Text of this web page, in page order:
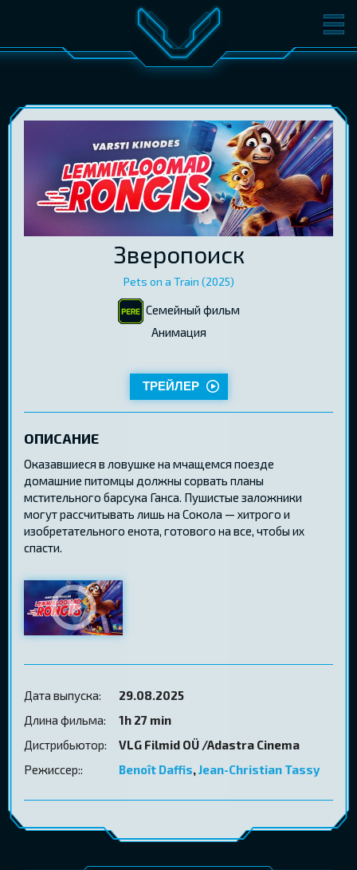
ФИЛЬМЫ БИЛЕТЫ
КИНОКЛУБ-V
ПОДАРОЧНЫЕ КАРТЫ
Зверопоиск
Pets on a Train (2025)
Семейный фильм
Aнимация
ТРЕЙЛЕР
ОПИСАНИЕ
Оказавшиеся в ловушке на мчащемся поезде
домашние питомцы должны сорвать планы
мстительного барсука Ганса. Пушистые заложники
могут рассчитывать лишь на Сокола — хитрого и
изобретательного енота, готового на все, чтобы их
спасти.
Дата выпуска:
29.08.2025
Длина фильма:
1h 27 min
Дистрибьютор:
VLG Filmid OÜ /Adastra Cinema
Режиссер::
Benoît Daffis, Jean-Christian Tassy